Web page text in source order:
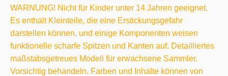
WARNUNG! Nicht für Kinder unter 14 Jahren geeignet.
Es enthält Kleinteile, die eine Erstickungsgefahr
darstellen können, und einige Komponenten weisen
funktionelle scharfe Spitzen und Kanten auf. Detailliertes
maßstabsgetreues Modell für erwachsene Sammler.
Vorsichtig behandeln. Farben und Inhalte können von